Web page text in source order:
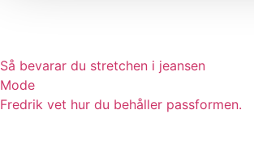
Så bevarar du stretchen i jeansen
Mode
Fredrik vet hur du behåller passformen.